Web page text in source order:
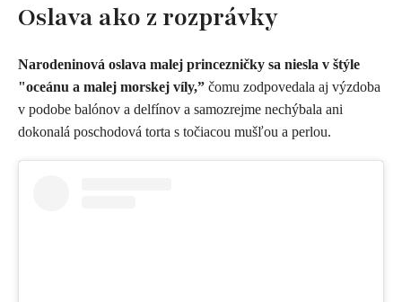
​Oslava ako z rozprávky
Narodeninová oslava malej princezničky sa niesla v štýle
"oceánu a malej morskej víly,” čomu zodpovedala aj výzdoba
v podobe balónov a delfínov a samozrejme nechýbala ani
dokonalá poschodová torta s točiacou mušľou a perlou.